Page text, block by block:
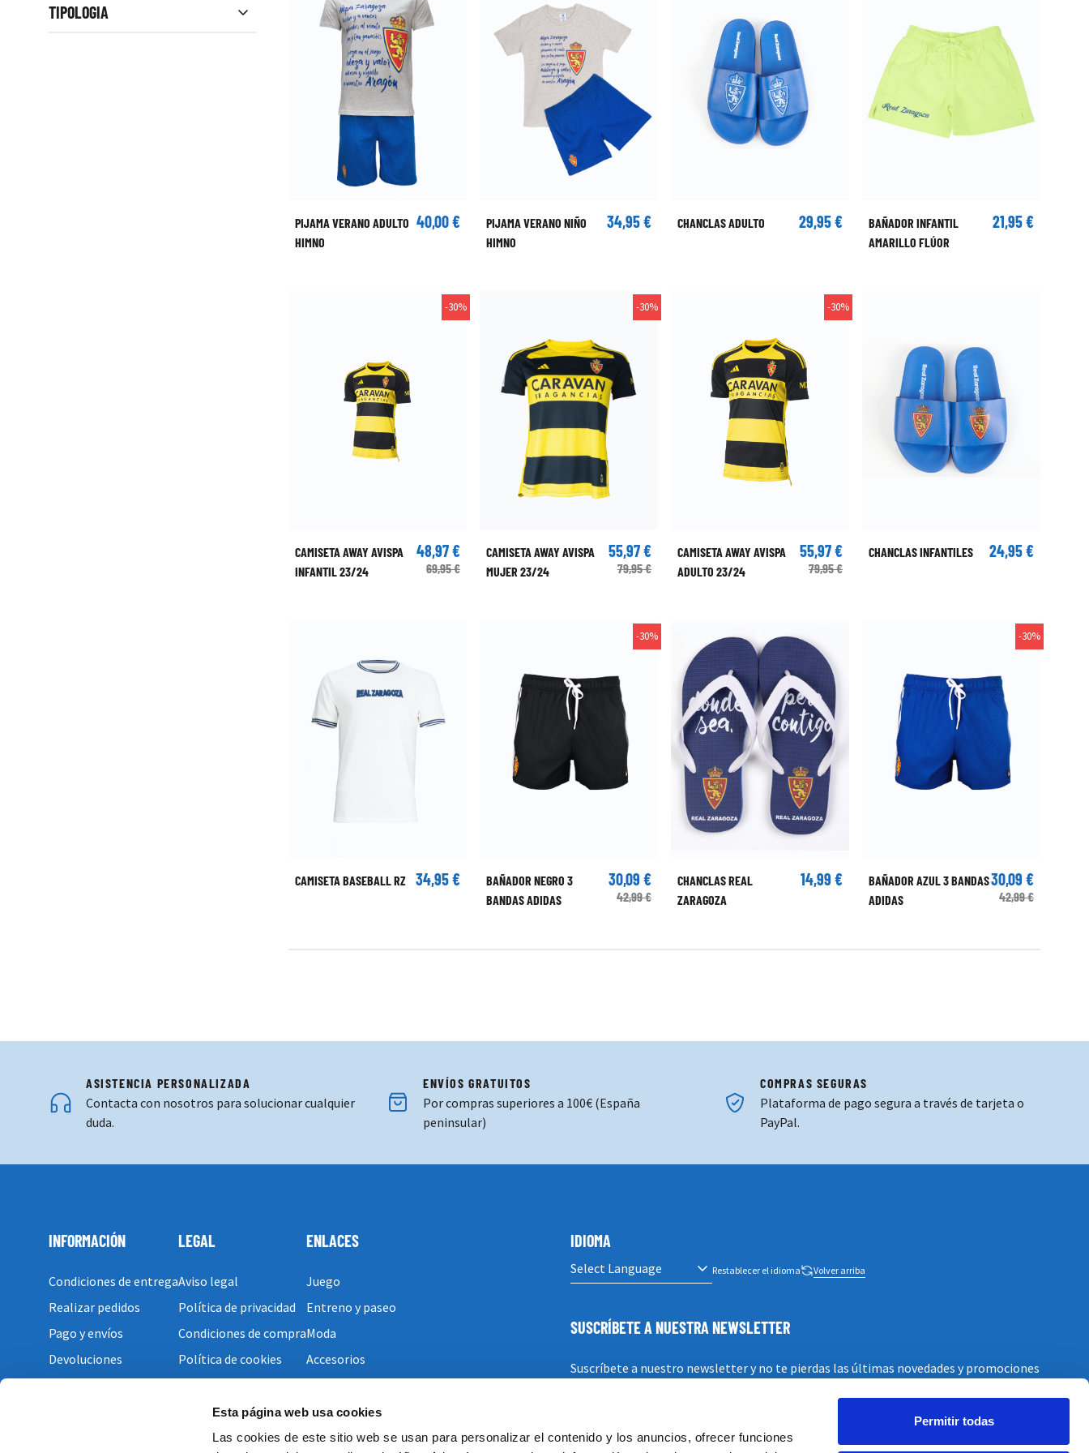
Esta página web usa cookies
Las cookies de este sitio web se usan para personalizar el contenido y los anuncios, ofrecer funciones
Permitir todas
TIPOLOGIA
PIJAMA VERANO ADULTO
HIMNO
40,00 €
PIJAMA VERANO NIÑO
HIMNO
34,95 € CHANCLAS ADULTO 29,95 €
BAÑADOR INFANTIL
AMARILLO FLÚOR
21,95 €
-30%
CAMISETA AWAY AVISPA
INFANTIL 23/24
48,97 €
69,95 €
-30%
CAMISETA AWAY AVISPA
MUJER 23/24
55,97 €
79,95 €
-30%
CAMISETA AWAY AVISPA
ADULTO 23/24
55,97 €
79,95 €
CHANCLAS INFANTILES 24,95 €
CAMISETA BASEBALL RZ 34,95 €
-30%
BAÑADOR NEGRO 3
BANDAS ADIDAS
30,09 €
42,99 €
CHANCLAS REAL
ZARAGOZA
14,99 €
-30%
BAÑADOR AZUL 3 BANDAS
ADIDAS
30,09 €
42,99 €
ASISTENCIA PERSONALIZADA
Contacta con nosotros para solucionar cualquier
duda.
ENVÍOS GRATUITOS
Por compras superiores a 100€ (España
peninsular)
COMPRAS SEGURAS
Plataforma de pago segura a través de tarjeta o
PayPal.
INFORMACIÓN
Condiciones de entrega
Realizar pedidos
Pago y envíos
Devoluciones
LEGAL
Aviso legal
Política de privacidad
Condiciones de compra
Política de cookies
ENLACES
Juego
Entreno y paseo
Moda
Accesorios
IDIOMA
Restablecer el idioma Volver arriba
SUSCRÍBETE A NUESTRA NEWSLETTER
Suscríbete a nuestro newsletter y no te pierdas las últimas novedades y promociones